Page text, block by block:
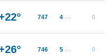
747 4 m/s 0
746 5 m/s 0